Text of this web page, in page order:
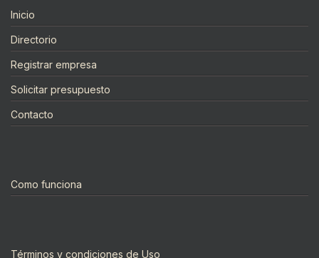
Inicio
Directorio
Registrar empresa
Solicitar presupuesto
Contacto
Como funciona
Términos y condiciones de Uso